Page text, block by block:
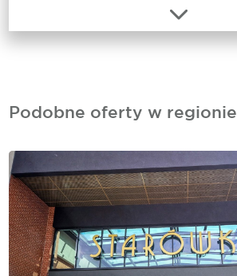
Podobne oferty w regionie